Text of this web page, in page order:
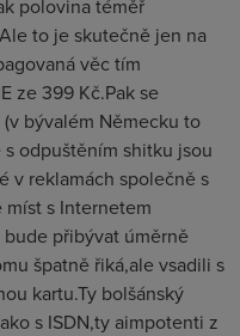
polovina téměř
to je skutečně jen na
věc tím
ze 399 Kč.Pak se
bývalém Německu to
odpuštěním shitku jsou
v reklamách společně s
míst s Internetem
přibývat úměrně
špatně řiká,ale vsadili s
kartu.Ty bolšánský
s ISDN,ty aimpotenti z